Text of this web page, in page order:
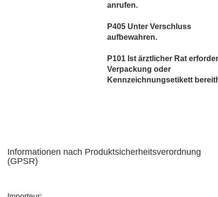
anrufen.
P405 Unter Verschluss
aufbewahren.
P101 Ist ärztlicher Rat
Verpackung oder
Kennzeichnungsetikett
Informationen nach Produktsicherheitsverordnung
(GPSR)